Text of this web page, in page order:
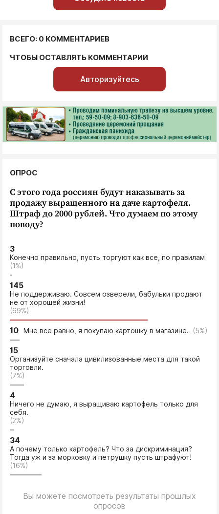
ВСЕГО: 0 КОММЕНТАРИЕВ
ЧТОБЫ ОСТАВЛЯТЬ КОММЕНТАРИИ
Авторизуйтесь
ОПРОС
С этого года россиян будут наказывать за
продажу выращенного на даче картофеля.
Штраф до 2000 рублей. Что думаем по этому
поводу?
3
Конечно правильно, пусть торгуют как все, по правилам
(1%)
145
Не поддерживаю. Совсем озверели, бабульки продают
не от хорошей жизни!
(69%)
10 Мне все равно, я покупаю картошку в магазине. (5%)
15
Организуйте сначала цивилизованные места для такой
торговли.
(7%)
4
Ничего не думаю, я выращиваю картофель только для
себя.
(2%)
34
А почему только картофель? Что за дискриминация?
Тогда уж и за морковку и петрушку пусть штрафуют!
(16%)
Вы можете посмотреть результаты прошлых
опросов